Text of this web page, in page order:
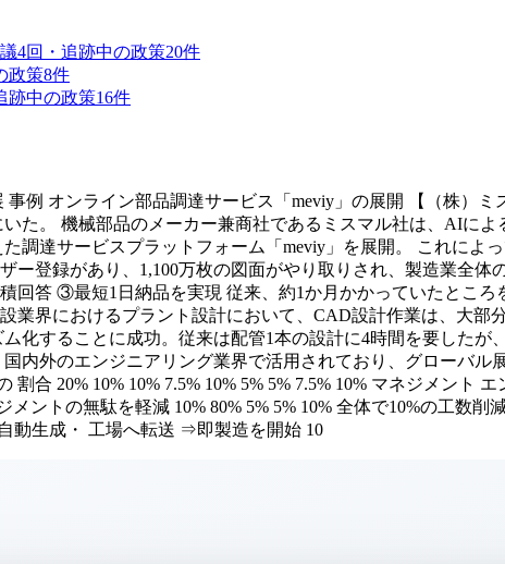
4回・追跡中の政策20件
政策8件
跡中の政策16件
例 オンライン部品調達サービス「meviy」の展開 【（株）
た。 機械部品のメーカー兼商社であるミスマル社は、AIに
調達サービスプラットフォーム「meviy」を展開。 これによ
ー登録があり、1,100万枚の図面がやり取りされ、製造業全
答 ③最短1日納品を実現 従来、約1か月かかっていたところ
業界におけるプラント設計において、CAD設計作業は、大部
化することに成功。従来は配管1本の設計に4時間を要したが
内外のエンジニアリング業界で活用されており、グローバル
合 20% 10% 10% 7.5% 10% 5% 5% 7.5% 10% マネジメント
ントの無駄を軽減 10% 80% 5% 5% 10% 全体で10%の工数
動生成・ 工場へ転送 ⇒即製造を開始 10